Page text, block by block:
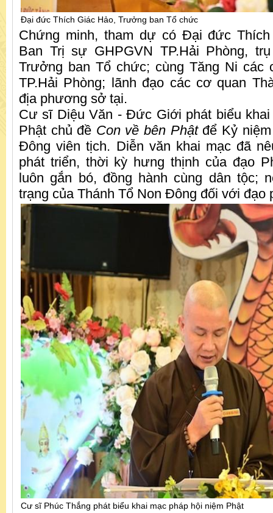
Đại đức Thích Giác Hảo, Trưởng ban Tổ chức
Chứng minh, tham dự có Đại đức
Ban Trị sự GHPGVN TP.Hải Phòng,
Trưởng ban Tổ chức; cùng Tăng Ni các
TP.Hải Phòng; lãnh đạo các cơ quan
địa phương sở tại.
Cư sĩ Diệu Văn - Đức Giới phát biểu khai
Phật chủ đề Con về bên Phậtđể Kỷ niệm
Đông viên tịch. Diễn văn khai mạc đã
phát triển, thời kỳ hưng thịnh của đạo
luôn gắn bó, đồng hành cùng dân tộc;
trạng của Thánh Tổ Non Đông đối với đạo
Cư sĩ Phúc Thắng phát biểu khai mạc pháp hội niệm Phật